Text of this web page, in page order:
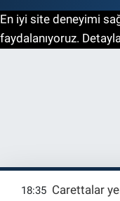
En iyi site deneyimi
faydalanıyoruz.
18:35 Carettalar